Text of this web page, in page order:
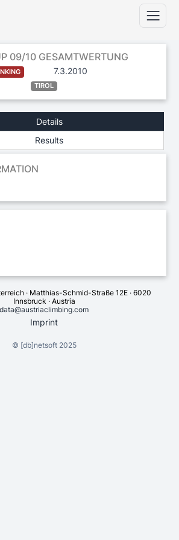
09/10 GESAMTWERTUNG
7.3.2010
TIROL
Details
Results
· Matthias-Schmid-Straße 12E · 6020
Innsbruck · Austria
data@austriaclimbing.com
Imprint
© [db]netsoft2025